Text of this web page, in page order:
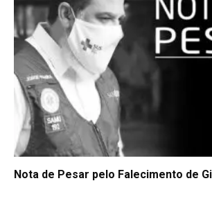
Nota de Pesar pelo Falecimento de